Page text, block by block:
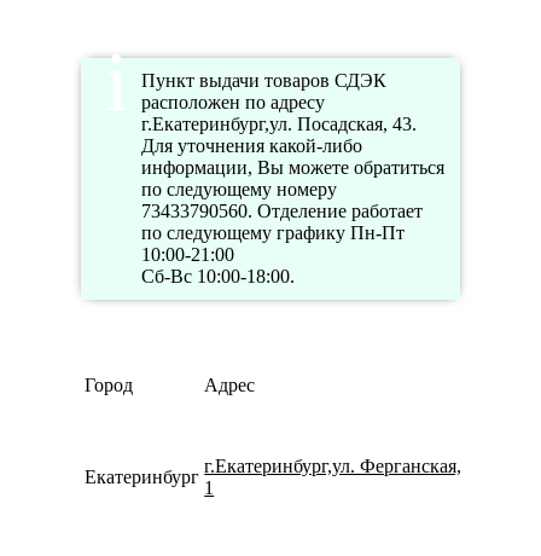
Пункт выдачи товаров СДЭК
расположен по адресу
г.Екатеринбург,ул. Посадская, 43.
Для уточнения какой-либо
информации, Вы можете обратиться
по следующему номеру
73433790560. Отделение работает
по следующему графику Пн-Пт
10:00-21:00
Сб-Вс 10:00-18:00.
Город Адрес
Екатеринбург
г.Екатеринбург,ул. Ферганская,
1